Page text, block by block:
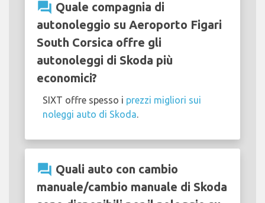
question_answer Quale compagnia di
autonoleggio su Aeroporto Figari
South Corsica offre gli
autonoleggi di Skoda più
economici?
SIXT offre spesso i prezzi migliori sui
noleggi auto di Skoda
question_answer Quali auto con cambio
manuale/cambio manuale di Skoda